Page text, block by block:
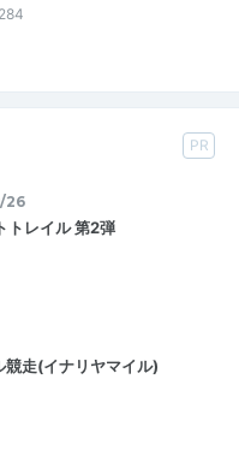
PR
26
トレイル 第2弾
走(イナリヤマイル)